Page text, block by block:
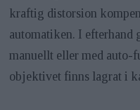
kraftig distorsion
automatiken. I efterhand
manuellt eller med
objektivet finns lagrat i